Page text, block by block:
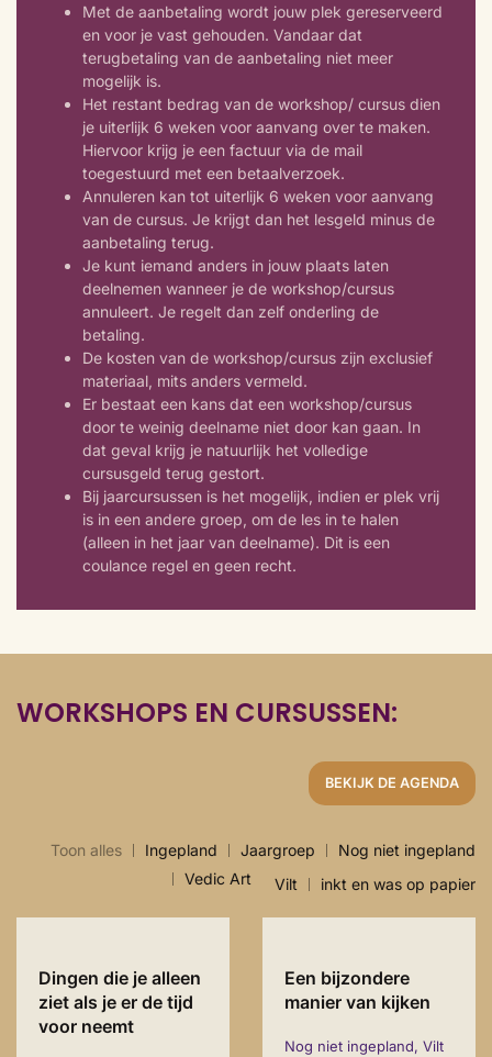
Met de aanbetaling wordt jouw plek gereserveerd
en voor je vast gehouden. Vandaar dat
terugbetaling van de aanbetaling niet meer
mogelijk is.
Het restant bedrag van de workshop/ cursus dien
je uiterlijk 6 weken voor aanvang over te maken.
Hiervoor krijg je een factuur via de mail
toegestuurd met een betaalverzoek.
Annuleren kan tot uiterlijk 6 weken voor aanvang
van de cursus. Je krijgt dan het lesgeld minus de
aanbetaling terug.
Je kunt iemand anders in jouw plaats laten
deelnemen wanneer je de workshop/cursus
annuleert. Je regelt dan zelf onderling de
betaling.
De kosten van de workshop/cursus zijn exclusief
materiaal, mits anders vermeld.
Er bestaat een kans dat een workshop/cursus
door te weinig deelname niet door kan gaan. In
dat geval krijg je natuurlijk het volledige
cursusgeld terug gestort.
Bij jaarcursussen is het mogelijk, indien er plek vrij
is in een andere groep, om de les in te halen
(alleen in het jaar van deelname). Dit is een
coulance regel en geen recht.
WORKSHOPS EN CURSUSSEN:
BEKIJK DE AGENDA
Toon alles Ingepland Jaargroep
Nog niet ingepland
Vedic Art
Vilt inkt en was op papier
Dingen die je alleen
ziet als je er de tijd
voor neemt
Een bijzondere
manier van kijken
Nog niet ingepland, Vilt